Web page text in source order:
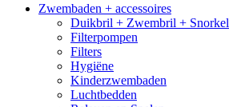
Zwembaden + accessoires
Duikbril + Zwembril + Snorkel
Filterpompen
Filters
Hygiëne
Kinderzwembaden
Luchtbedden